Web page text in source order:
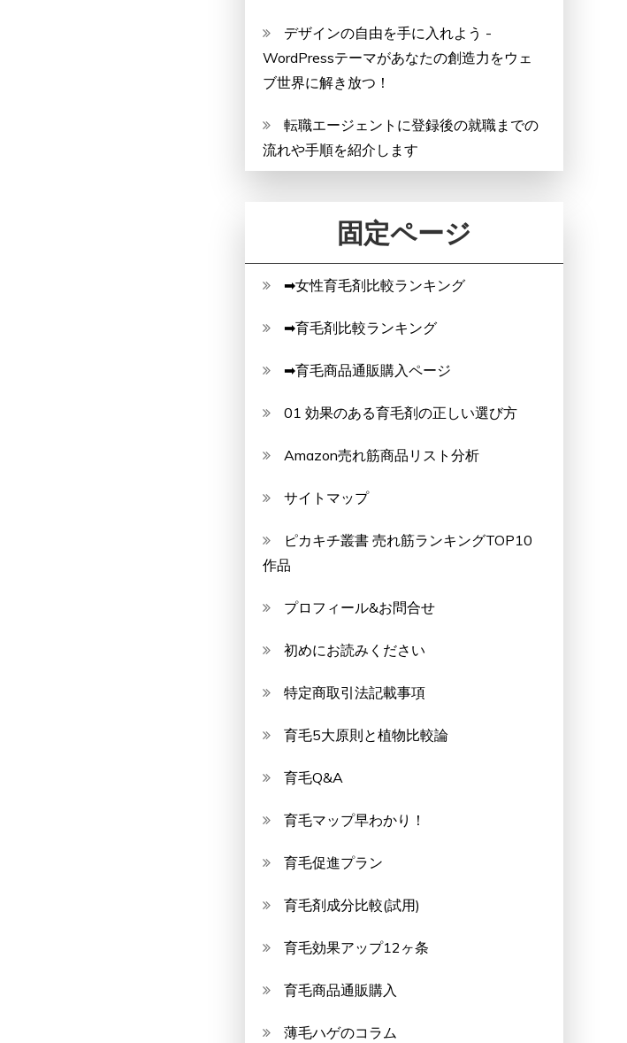
デザインの自由を手に入れよう -
WordPressテーマがあなたの創造力をウェ
ブ世界に解き放つ！
転職エージェントに登録後の就職までの
流れや手順を紹介します
固定ページ
➡女性育毛剤比較ランキング
➡育毛剤比較ランキング
➡育毛商品通販購入ページ
01 効果のある育毛剤の正しい選び方
Amazon売れ筋商品リスト分析
サイトマップ
ピカキチ叢書 売れ筋ランキングTOP10
作品
プロフィール&お問合せ
初めにお読みください
特定商取引法記載事項
育毛5大原則と植物比較論
育毛Q&A
育毛マップ早わかり！
育毛促進プラン
育毛剤成分比較(試用)
育毛効果アップ12ヶ条
育毛商品通販購入
薄毛ハゲのコラム